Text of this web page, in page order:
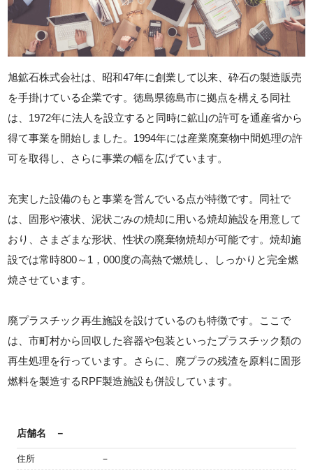
旭鉱石株式会社は、昭和47年に創業して以来、砕石の製造販売
を手掛けている企業です。徳島県徳島市に拠点を構える同社
は、1972年に法人を設立すると同時に鉱山の許可を通産省から
得て事業を開始しました。1994年には産業廃棄物中間処理の許
可を取得し、さらに事業の幅を広げています。
充実した設備のもと事業を営んでいる点が特徴です。同社で
は、固形や液状、泥状ごみの焼却に用いる焼却施設を用意して
おり、さまざまな形状、性状の廃棄物焼却が可能です。焼却施
設では常時800～1，000度の高熱で燃焼し、しっかりと完全燃
焼させています。
廃プラスチック再生施設を設けているのも特徴です。ここで
は、市町村から回収した容器や包装といったプラスチック類の
再生処理を行っています。さらに、廃プラの残渣を原料に固形
燃料を製造するRPF製造施設も併設しています。
店舗名 －
住所 －